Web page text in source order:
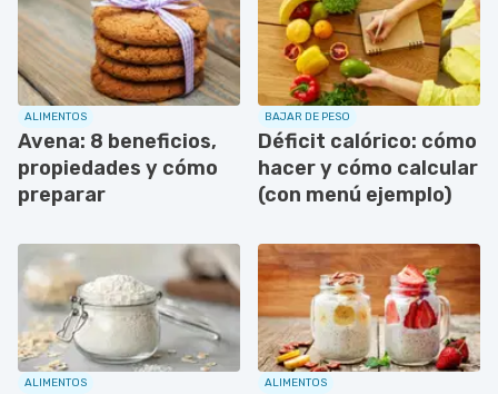
ALIMENTOS
Avena: 8 beneficios,
propiedades y cómo
preparar
BAJAR DE PESO
Déficit calórico: cómo
hacer y cómo calcular
(con menú ejemplo)
ALIMENTOS ALIMENTOS